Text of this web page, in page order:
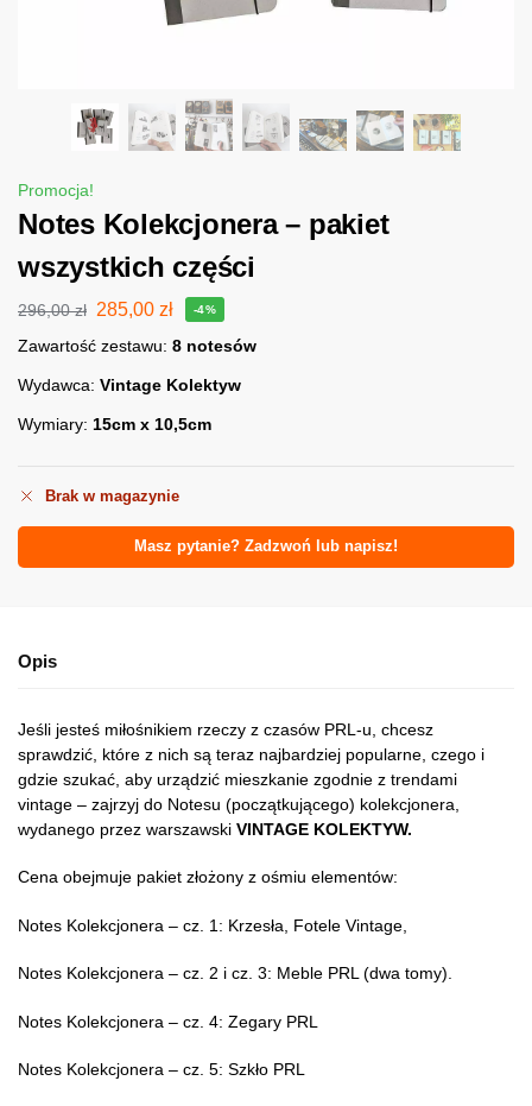
Promocja!
Notes Kolekcjonera – pakiet
wszystkich części
296,00zł 285,00 zł -4%
Zawartość zestawu: 8 notesów
Wydawca: Vintage Kolektyw
Wymiary: 15cm x 10,5cm
Brak w magazynie
Masz pytanie? Zadzwoń lub napisz!
Opis
Jeśli jesteś miłośnikiem rzeczy z czasów PRL-u, chcesz
sprawdzić, które z nich są teraz najbardziej popularne, czego i
gdzie szukać, aby urządzić mieszkanie zgodnie z trendami
vintage – zajrzyj do Notesu (początkującego) kolekcjonera,
wydanego przez warszawski VINTAGE KOLEKTYW.
Cena obejmuje pakiet złożony z ośmiu elementów:
Notes Kolekcjonera – cz. 1: Krzesła, Fotele Vintage,
Notes Kolekcjonera – cz. 2 i cz. 3: Meble PRL (dwa tomy).
Notes Kolekcjonera – cz. 4: Zegary PRL
Notes Kolekcjonera – cz. 5: Szkło PRL